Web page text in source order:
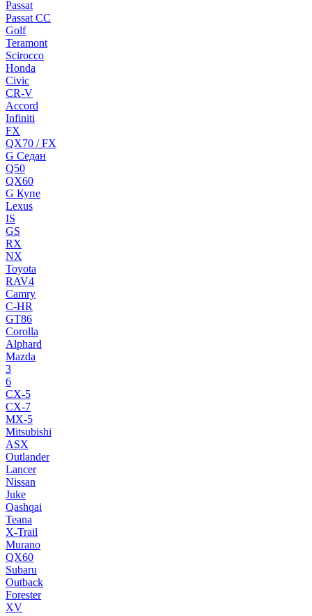
Passat
Passat CC
Golf
Teramont
Scirocco
Honda
Civic
CR-V
Accord
Infiniti
FX
QX70 / FX
G Cедан
Q50
QX60
G Купе
Lexus
IS
GS
RX
NX
Toyota
RAV4
Camry
C-HR
GT86
Corolla
Alphard
Mazda
3
6
CX-5
CX-7
MX-5
Mitsubishi
ASX
Outlander
Lancer
Nissan
Juke
Qashqai
Teana
X-Trail
Murano
QX60
Subaru
Outback
Forester
XV